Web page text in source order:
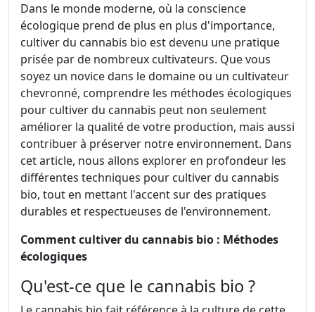
Dans le monde moderne, où la conscience
écologique prend de plus en plus d'importance,
cultiver du cannabis bio est devenu une pratique
prisée par de nombreux cultivateurs. Que vous
soyez un novice dans le domaine ou un cultivateur
chevronné, comprendre les méthodes écologiques
pour cultiver du cannabis peut non seulement
améliorer la qualité de votre production, mais aussi
contribuer à préserver notre environnement. Dans
cet article, nous allons explorer en profondeur les
différentes techniques pour cultiver du cannabis
bio, tout en mettant l'accent sur des pratiques
durables et respectueuses de l'environnement.
Comment cultiver du cannabis bio : Méthodes
écologiques
Qu'est-ce que le cannabis bio ?